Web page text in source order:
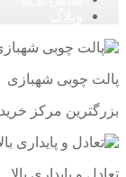
پالت چوبی شهبازی
بزرگترین مرکز
تعادل و پایداری بالا